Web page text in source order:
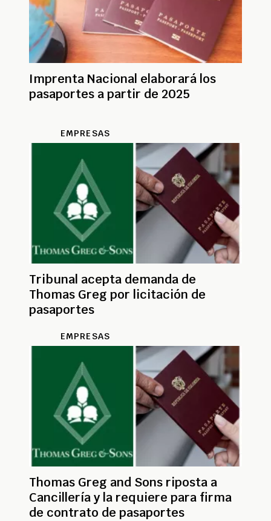
Imprenta Nacional elaborará los
pasaportes a partir de 2025
EMPRESAS
Tribunal acepta demanda de
Thomas Greg por licitación de
pasaportes
EMPRESAS
Thomas Greg and Sons riposta a
Cancillería y la requiere para firma
de contrato de pasaportes